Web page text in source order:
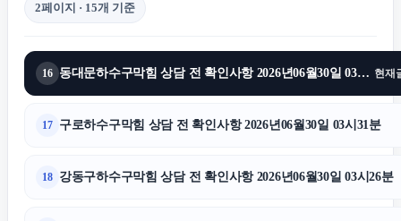
2페이지 · 15개 기준
16 동대문하수구막힘 상담 전 확인사항 2026년06월30일 03시39분 현재
17 구로하수구막힘 상담 전 확인사항 2026년06월30일 03시31분
18 강동구하수구막힘 상담 전 확인사항 2026년06월30일 03시26분